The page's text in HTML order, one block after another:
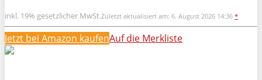
inkl. 19% gesetzlicher MwSt.Zuletzt aktualisiert am: 6. August 2026 14:36 *
Jetzt bei Amazon kaufenAuf die Merkliste